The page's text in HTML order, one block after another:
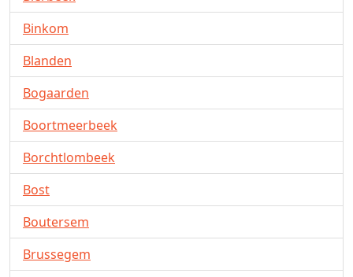
Binkom
Blanden
Bogaarden
Boortmeerbeek
Borchtlombeek
Bost
Boutersem
Brussegem